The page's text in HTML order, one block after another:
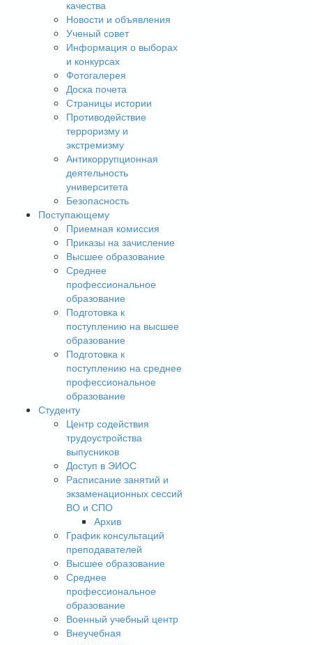
качества
Новости и объявления
Ученый совет
Информация о выборах
и конкурсах
Фотогалерея
Доска почета
Страницы истории
Противодействие
терроризму и
экстремизму
Антикоррупционная
деятельность
университета
Безопасность
Поступающему
Приемная комиссия
Приказы на зачисление
Высшее образование
Среднее
профессиональное
образование
Подготовка к
поступлению на высшее
образование
Подготовка к
поступлению на среднее
профессиональное
образование
Студенту
Центр содействия
трудоустройства
выпусников
Доступ в ЭИОС
Расписание занятий и
экзаменационных сессий
ВО и СПО
Архив
График консультаций
преподавателей
Высшее образование
Среднее
профессиональное
образование
Военный учебный центр
Внеучебная